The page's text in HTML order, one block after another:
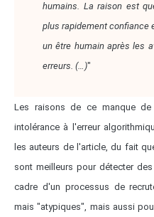
humains. La raison est
plus rapidement confiance
un être humain après les
erreurs. (…)"
Les raisons de ce manque
intolérance à l'erreur
les auteurs de l'article, du fait
sont meilleurs pour détecter
cadre d'un processus de
mais "atypiques", mais aussi